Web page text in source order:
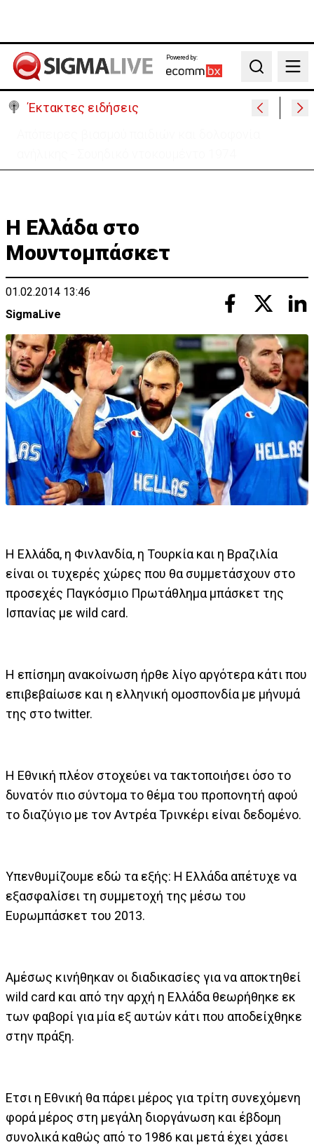
Powered by:
Search
Έκτακτες ειδήσεις
H Ελλάδα στο
Μουντομπάσκετ
01.02.2014 13:46
SigmaLive
H Ελλάδα, η Φινλανδία, η Τουρκία και η Βραζιλία
είναι οι τυχερές χώρες που θα συμμετάσχουν στο
προσεχές Παγκόσμιο Πρωτάθλημα μπάσκετ της
Ισπανίας με wild card.
H επίσημη ανακοίνωση ήρθε λίγο αργότερα κάτι που
επιβεβαίωσε και η ελληνική ομοσπονδία με μήνυμά
της στο twitter.
H Eθνική πλέον στοχεύει να τακτοποιήσει όσο το
δυνατόν πιο σύντομα το θέμα του προπονητή αφού
το διαζύγιο με τον Αντρέα Τρινκέρι είναι δεδομένο.
Υπενθυμίζουμε εδώ τα εξής: Η Ελλάδα απέτυχε να
εξασφαλίσει τη συμμετοχή της μέσω του
Ευρωμπάσκετ του 2013.
Αμέσως κινήθηκαν οι διαδικασίες για να αποκτηθεί
wild card και από την αρχή η Ελλάδα θεωρήθηκε εκ
των φαβορί για μία εξ αυτών κάτι που αποδείχθηκε
στην πράξη.
Ετσι η Εθνική θα πάρει μέρος για τρίτη συνεχόμενη
φορά μέρος στη μεγάλη διοργάνωση και έβδομη
συνολικά καθώς από το 1986 και μετά έχει χάσει